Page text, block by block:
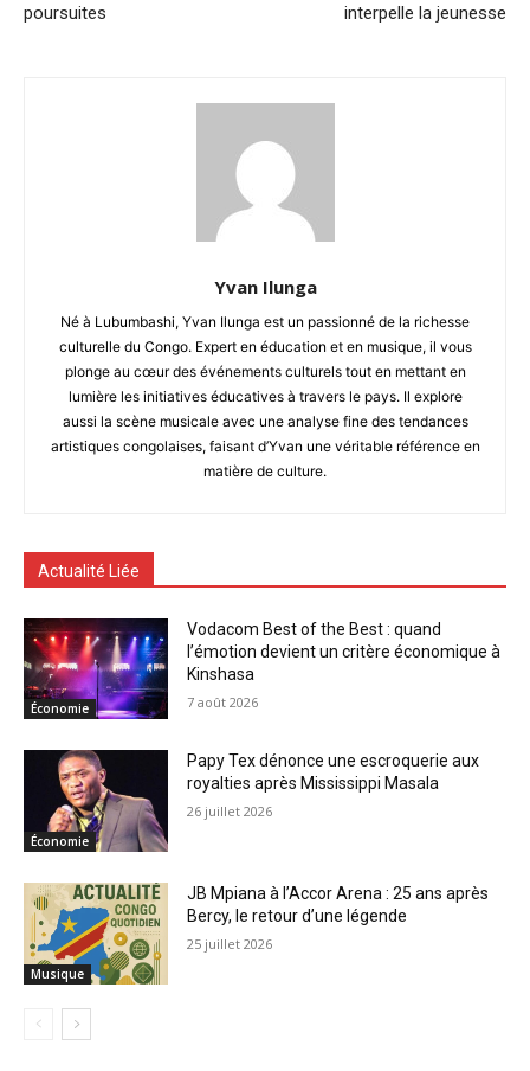
poursuites
interpelle la jeunesse
Yvan Ilunga
Né à Lubumbashi, Yvan Ilunga est un passionné de la richesse
culturelle du Congo. Expert en éducation et en musique, il vous
plonge au cœur des événements culturels tout en mettant en
lumière les initiatives éducatives à travers le pays. Il explore
aussi la scène musicale avec une analyse fine des tendances
artistiques congolaises, faisant d’Yvan une véritable référence en
matière de culture.
Actualité Liée
Économie
Vodacom Best of the Best : quand
l’émotion devient un critère économique à
Kinshasa
7 août 2026
Économie
Papy Tex dénonce une escroquerie aux
royalties après Mississippi Masala
26 juillet 2026
Musique
JB Mpiana à l’Accor Arena : 25 ans après
Bercy, le retour d’une légende
25 juillet 2026